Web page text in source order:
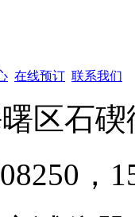
在线预订 联系我们
区石
，